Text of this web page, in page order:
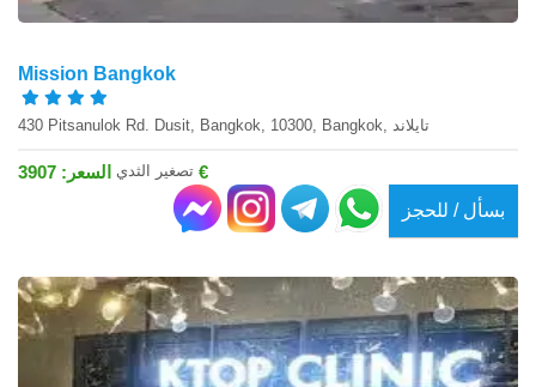
Mission Bangkok
430 Pitsanulok Rd. Dusit, Bangkok, 10300, Bangkok, تايلاند
تصغير الثدي السعر: 3907 €
بسأل / للحجز